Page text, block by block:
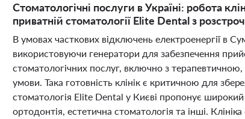
Стоматологічні послуги в Україні: робота
приватній стоматології Elite Dental з
В умовах часткових відключень електроенергії в
використовуючи генератори для забезпечення
стоматологічних послуг, включно з
умови. Така готовність клінік є критичною для
стоматологія Elite Dental у Києві пропонує широкий
ортодонтія, естетична стоматологія та інші.